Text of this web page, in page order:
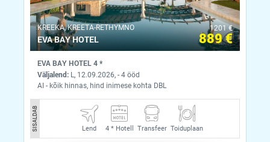
KREEKA, KREETA-RETHYMNO
EVA BAY HOTEL
1201 €
889 €
EVA BAY HOTEL 4 *
Väljalend: L, 12.09.2026, - 4 ööd
AI - kõik hinnas, hind inimese kohta DBL
SISALDAB Lend 4 *Hotell Transfeer Toiduplaan